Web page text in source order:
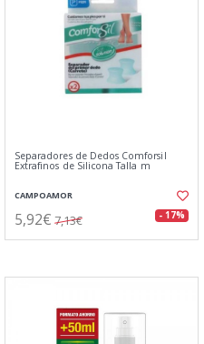
Separadores de Dedos Comforsil
Extrafinos de Silicona Talla m
CAMPOAMOR
5,92€ 7,13€ - 17%